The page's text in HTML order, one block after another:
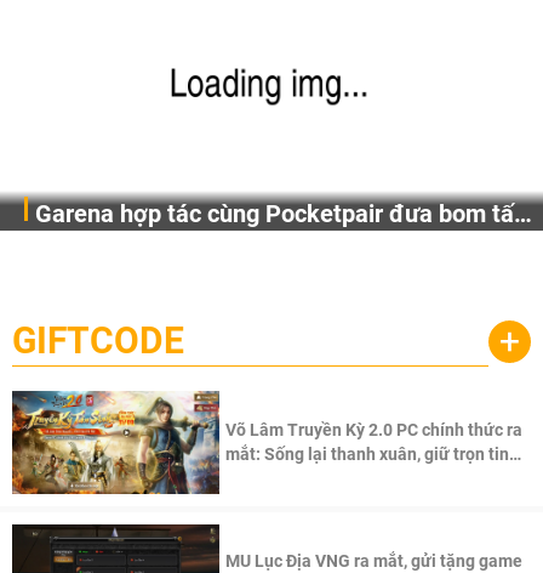
Garena hợp tác cùng Pocketpair đưa bom tấn
cầu, theo giấy phép chính thức từ công ty game Nhật Bản
Pocketpair, Inc.
GIFTCODE +
Võ Lâm Truyền Kỳ 2.0 PC chính thức ra
mắt: Sống lại thanh xuân, giữ trọn tinh
MU Lục Địa VNG ra mắt, gửi tặng game